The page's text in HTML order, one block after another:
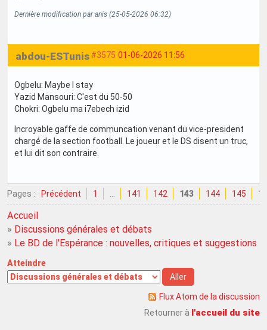
Dernière modification par anis (25-05-2026 06:32)
#3575 01-06-2026 11:56
abdou-ESTunis
Ogbelu: Maybe I stay
Yazid Mansouri: C'est du 50-50
Chokri: Ogbelu ma i7ebech izid
Incroyable gaffe de communcation venant du vice-president
chargé de la section football. Le joueur et le DS disent un truc,
et lui dit son contraire.
Pages : Précédent 1 141 142 143 144 145
Accueil
» Discussions générales et débats
» Le BD de l'Espérance : nouvelles, critiques et suggestions
Atteindre
Flux Atom de la discussion
Retourner à l'accueil du site